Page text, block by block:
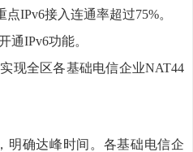
IPv6接入连通率超过75%。
通IPv6功能。
现全区各基础电信企业NAT44
明确达峰时间。 各基础电信企